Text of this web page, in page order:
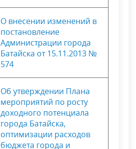
О внесении изменений в
постановление
Администрации города
Батайска от 15.11.2013 №
574
Об утверждении Плана
мероприятий по росту
доходного потенциала
города Батайска,
оптимизации расходов
бюджета города и